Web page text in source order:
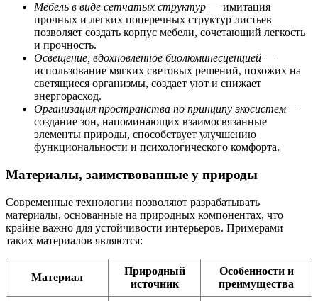
Мебель в виде сетчатых структур — имитация
прочных и легких поперечных структур листьев
позволяет создать корпус мебели, сочетающий легкость
и прочность.
Освещение, вдохновленное биолюминесценцией —
использование мягких световых решений, похожих на
светящиеся организмы, создает уют и снижает
энергорасход.
Организация пространства по принципу экосистем —
создание зон, напоминающих взаимосвязанные
элементы природы, способствует улучшению
функциональности и психологического комфорта.
Материалы, заимствованные у природы
Современные технологии позволяют разрабатывать
материалы, основанные на природных компонентах, что
крайне важно для устойчивости интерьеров. Примерами
таких материалов являются:
Материал
Природный
источник
Особенности и
преимущества